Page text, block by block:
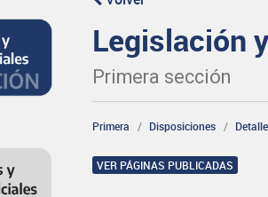
Legislación
Primera sección
Primera Disposiciones Detalle
VER PÁGINAS PUBLICADAS